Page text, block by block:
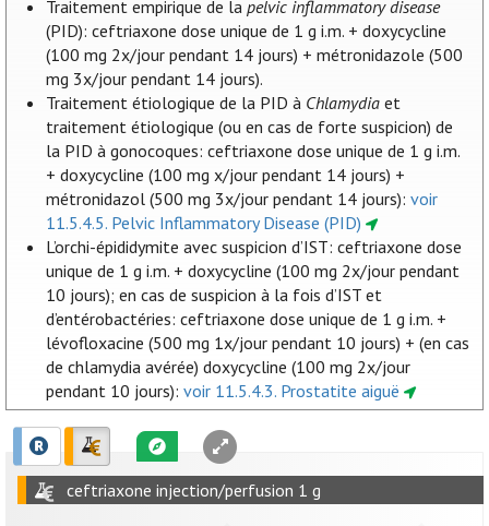
Traitement empirique de lapelvic inflammatory disease
(PID): ceftriaxone dose unique de 1 g i.m. + doxycycline
(100 mg 2x/jour pendant 14 jours) + métronidazole (500
mg 3x/jour pendant 14 jours).
Traitement étiologique de la PID à Chlamydia et
traitement étiologique (ou en cas de forte suspicion) de
la PID à gonocoques: ceftriaxone dose unique de 1 g i.m.
+ doxycycline (100 mg x/jour pendant 14 jours) +
métronidazol (500 mg 3x/jour pendant 14 jours):voir
11.5.4.5. Pelvic Inflammatory Disease (PID)
L’orchi-épididymite avec suspicion d’IST: ceftriaxone dose
unique de 1 g i.m. + doxycycline (100 mg 2x/jour pendant
10 jours); en cas de suspicion à la fois d’IST et
d’entérobactéries: ceftriaxone dose unique de 1 g i.m. +
lévofloxacine (500 mg 1x/jour pendant 10 jours) + (en cas
de chlamydia avérée) doxycycline (100 mg 2x/jour
pendant 10 jours):voir 11.5.4.3. Prostatite aiguë
ceftriaxone injection/perfusion 1 g